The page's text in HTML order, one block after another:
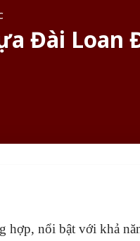
Đài Loan
hợp, nổi bật với khả